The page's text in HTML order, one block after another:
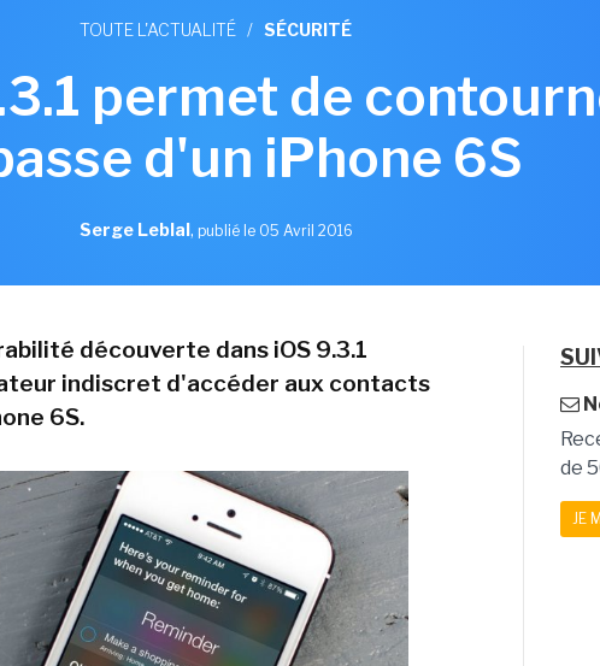
TOUTE L'ACTUALITÉ / SÉCURITÉ
permet de
d'un iPhone 6S
Serge Leblal, publié le 05 Avril 2016
découverte dans iOS 9.3.1
indiscret d'accéder aux contacts
6S.
de
JE